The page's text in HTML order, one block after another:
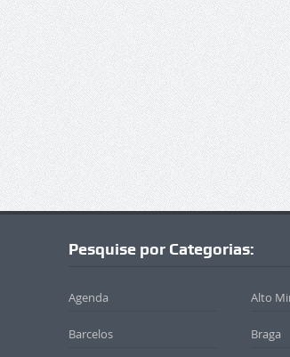
Pesquise por Categorias:
Agenda Alto
Barcelos Braga